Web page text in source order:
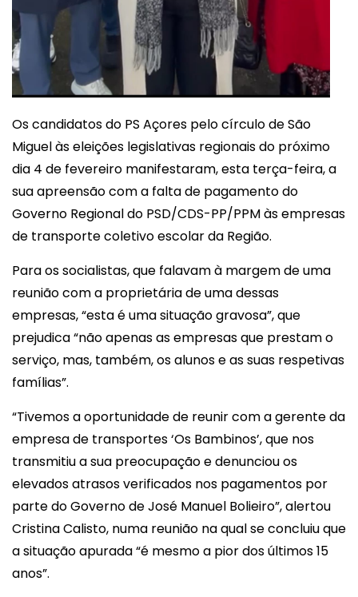
Os candidatos do PS Açores pelo círculo de São
Miguel às eleições legislativas regionais do próximo
dia 4 de fevereiro manifestaram, esta terça-feira, a
sua apreensão com a falta de pagamento do
Governo Regional do PSD/CDS-PP/PPM às empresas
de transporte coletivo escolar da Região.
Para os socialistas, que falavam à margem de uma
reunião com a proprietária de uma dessas
empresas, “esta é uma situação gravosa”, que
prejudica “não apenas as empresas que prestam o
serviço, mas, também, os alunos e as suas respetivas
famílias”.
“Tivemos a oportunidade de reunir com a gerente da
empresa de transportes ‘Os Bambinos’, que nos
transmitiu a sua preocupação e denunciou os
elevados atrasos verificados nos pagamentos por
parte do Governo de José Manuel Bolieiro”, alertou
Cristina Calisto, numa reunião na qual se concluiu que
a situação apurada “é mesmo a pior dos últimos 15
anos”.